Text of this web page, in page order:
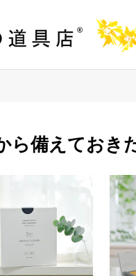
ら備えておき